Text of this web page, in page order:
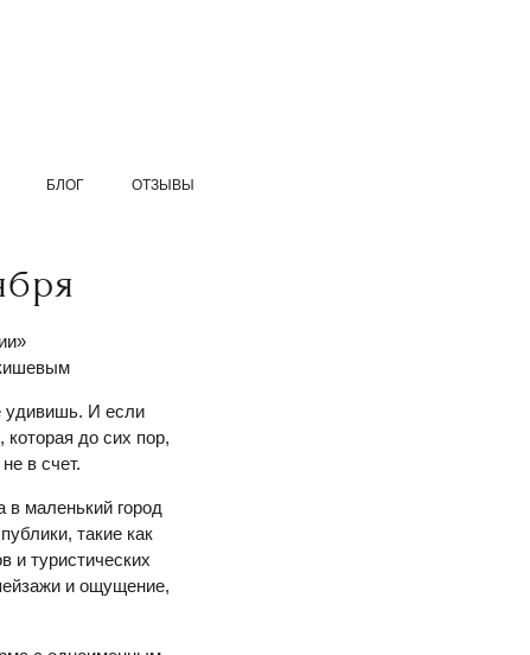
БЛОГ ОТЗЫВЫ
удивишь. И если
до сих пор,
в счет.
маленький город
такие как
и туристических
и ощущение,